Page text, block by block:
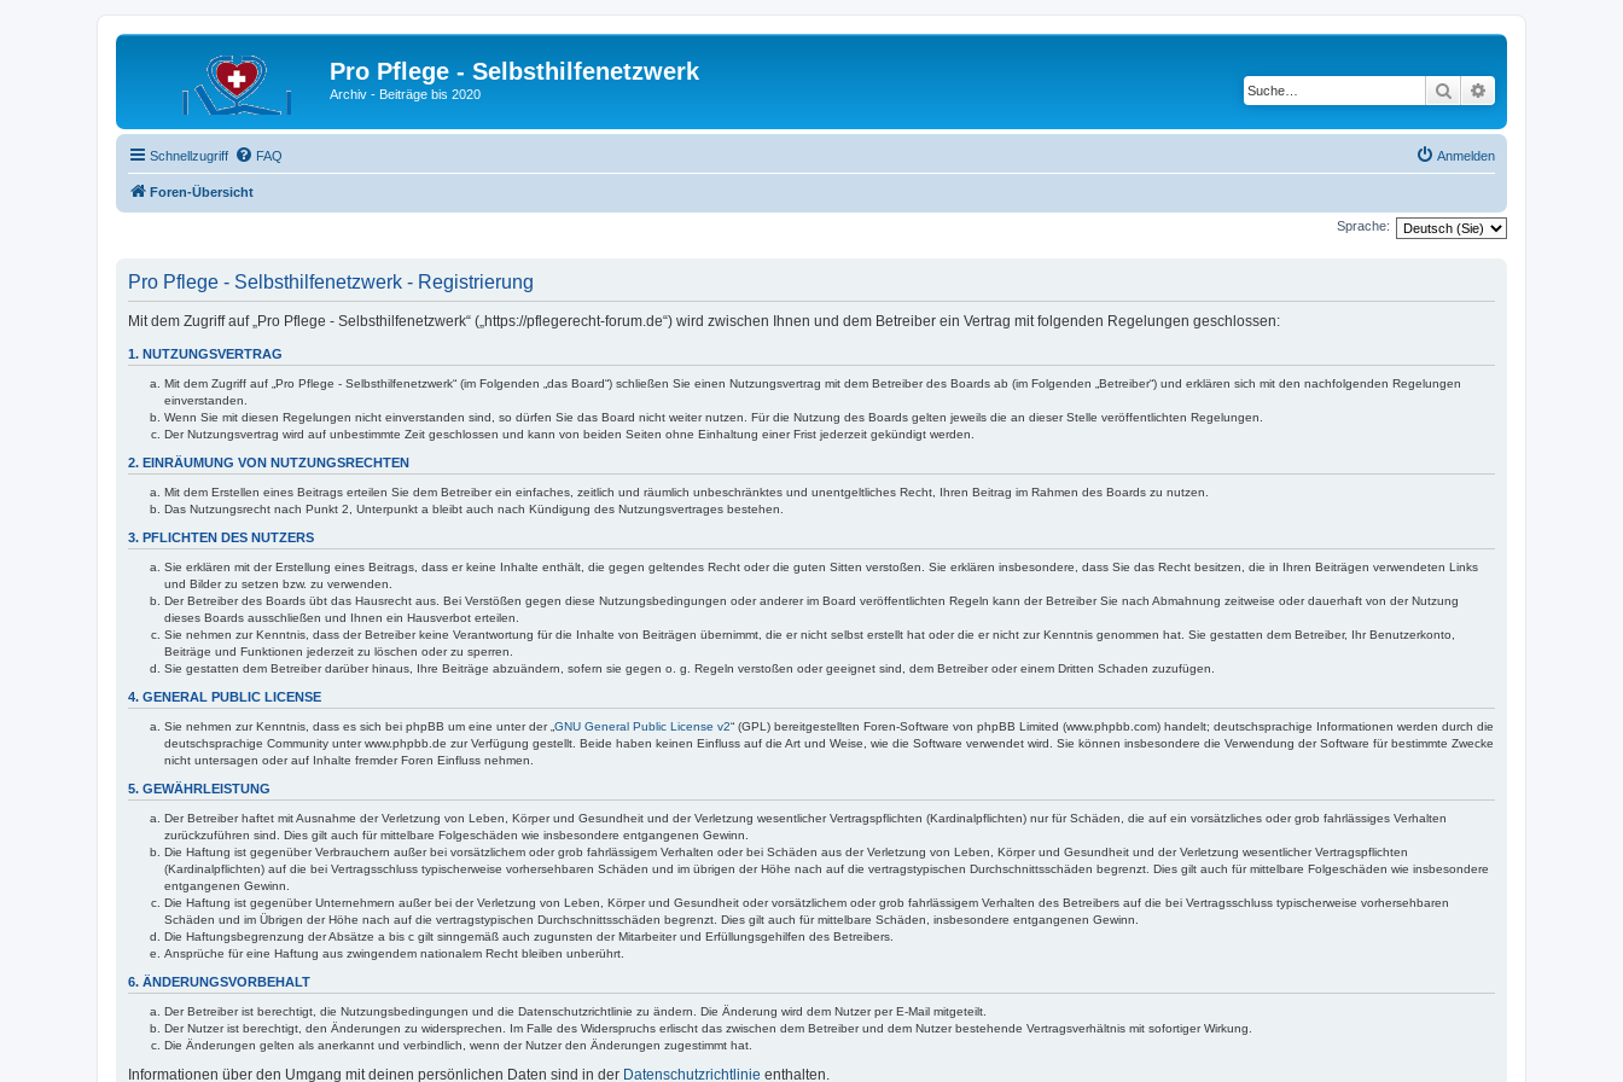
Pro Pflege - Selbsthilfenetzwerk
Archiv - Beiträge bis 2020 Suche
Schnellzugriff FAQ Anmelden
Foren-Übersicht
Sprache:
Pro Pflege - Selbsthilfenetzwerk - Registrierung
Mit dem Zugriff auf „Pro Pflege - Selbsthilfenetzwerk“ („https://pflegerecht-forum.de“) wird zwischen Ihnen und dem Betreiber ein Vertrag mit folgenden Regelungen geschlossen:
1. NUTZUNGSVERTRAG
Mit dem Zugriff auf „Pro Pflege - Selbsthilfenetzwerk“ (im Folgenden „das Board“) schließen Sie einen Nutzungsvertrag mit dem Betreiber des Boards ab (im Folgenden „Betreiber“) und erklären sich mit den nachfolgenden Regelungen
einverstanden.
Wenn Sie mit diesen Regelungen nicht einverstanden sind, so dürfen Sie das Board nicht weiter nutzen. Für die Nutzung des Boards gelten jeweils die an dieser Stelle veröffentlichten Regelungen.
Der Nutzungsvertrag wird auf unbestimmte Zeit geschlossen und kann von beiden Seiten ohne Einhaltung einer Frist jederzeit gekündigt werden.
2. EINRÄUMUNG VON NUTZUNGSRECHTEN
Mit dem Erstellen eines Beitrags erteilen Sie dem Betreiber ein einfaches, zeitlich und räumlich unbeschränktes und unentgeltliches Recht, Ihren Beitrag im Rahmen des Boards zu nutzen.
Das Nutzungsrecht nach Punkt 2, Unterpunkt a bleibt auch nach Kündigung des Nutzungsvertrages bestehen.
3. PFLICHTEN DES NUTZERS
Sie erklären mit der Erstellung eines Beitrags, dass er keine Inhalte enthält, die gegen geltendes Recht oder die guten Sitten verstoßen. Sie erklären insbesondere, dass Sie das Recht besitzen, die in Ihren Beiträgen verwendeten Links
und Bilder zu setzen bzw. zu verwenden.
Der Betreiber des Boards übt das Hausrecht aus. Bei Verstößen gegen diese Nutzungsbedingungen oder anderer im Board veröffentlichten Regeln kann der Betreiber Sie nach Abmahnung zeitweise oder dauerhaft von der Nutzung
dieses Boards ausschließen und Ihnen ein Hausverbot erteilen.
Sie nehmen zur Kenntnis, dass der Betreiber keine Verantwortung für die Inhalte von Beiträgen übernimmt, die er nicht selbst erstellt hat oder die er nicht zur Kenntnis genommen hat. Sie gestatten dem Betreiber, Ihr Benutzerkonto,
Beiträge und Funktionen jederzeit zu löschen oder zu sperren.
Sie gestatten dem Betreiber darüber hinaus, Ihre Beiträge abzuändern, sofern sie gegen o. g. Regeln verstoßen oder geeignet sind, dem Betreiber oder einem Dritten Schaden zuzufügen.
4. GENERAL PUBLIC LICENSE
Sie nehmen zur Kenntnis, dass es sich bei phpBB um eine unter der „ GNU General Public License v2“ (GPL) bereitgestellten Foren-Software von phpBB Limited (www.phpbb.com) handelt; deutschsprachige Informationen werden durch die
deutschsprachige Community unter www.phpbb.de zur Verfügung gestellt. Beide haben keinen Einfluss auf die Art und Weise, wie die Software verwendet wird. Sie können insbesondere die Verwendung der Software für bestimmte Zwecke
nicht untersagen oder auf Inhalte fremder Foren Einfluss nehmen.
5. GEWÄHRLEISTUNG
Der Betreiber haftet mit Ausnahme der Verletzung von Leben, Körper und Gesundheit und der Verletzung wesentlicher Vertragspflichten (Kardinalpflichten) nur für Schäden, die auf ein vorsätzliches oder grob fahrlässiges Verhalten
zurückzuführen sind. Dies gilt auch für mittelbare Folgeschäden wie insbesondere entgangenen Gewinn.
Die Haftung ist gegenüber Verbrauchern außer bei vorsätzlichem oder grob fahrlässigem Verhalten oder bei Schäden aus der Verletzung von Leben, Körper und Gesundheit und der Verletzung wesentlicher Vertragspflichten
(Kardinalpflichten) auf die bei Vertragsschluss typischerweise vorhersehbaren Schäden und im übrigen der Höhe nach auf die vertragstypischen Durchschnittsschäden begrenzt. Dies gilt auch für mittelbare Folgeschäden wie insbesondere
entgangenen Gewinn.
Die Haftung ist gegenüber Unternehmern außer bei der Verletzung von Leben, Körper und Gesundheit oder vorsätzlichem oder grob fahrlässigem Verhalten des Betreibers auf die bei Vertragsschluss typischerweise vorhersehbaren
Schäden und im Übrigen der Höhe nach auf die vertragstypischen Durchschnittsschäden begrenzt. Dies gilt auch für mittelbare Schäden, insbesondere entgangenen Gewinn.
Die Haftungsbegrenzung der Absätze a bis c gilt sinngemäß auch zugunsten der Mitarbeiter und Erfüllungsgehilfen des Betreibers.
Ansprüche für eine Haftung aus zwingendem nationalem Recht bleiben unberührt.
6. ÄNDERUNGSVORBEHALT
Der Betreiber ist berechtigt, die Nutzungsbedingungen und die Datenschutzrichtlinie zu ändern. Die Änderung wird dem Nutzer per E-Mail mitgeteilt.
Der Nutzer ist berechtigt, den Änderungen zu widersprechen. Im Falle des Widerspruchs erlischt das zwischen dem Betreiber und dem Nutzer bestehende Vertragsverhältnis mit sofortiger Wirkung.
Die Änderungen gelten als anerkannt und verbindlich, wenn der Nutzer den Änderungen zugestimmt hat.
Informationen über den Umgang mit deinen persönlichen Daten sind in der Datenschutzrichtlinie enthalten.